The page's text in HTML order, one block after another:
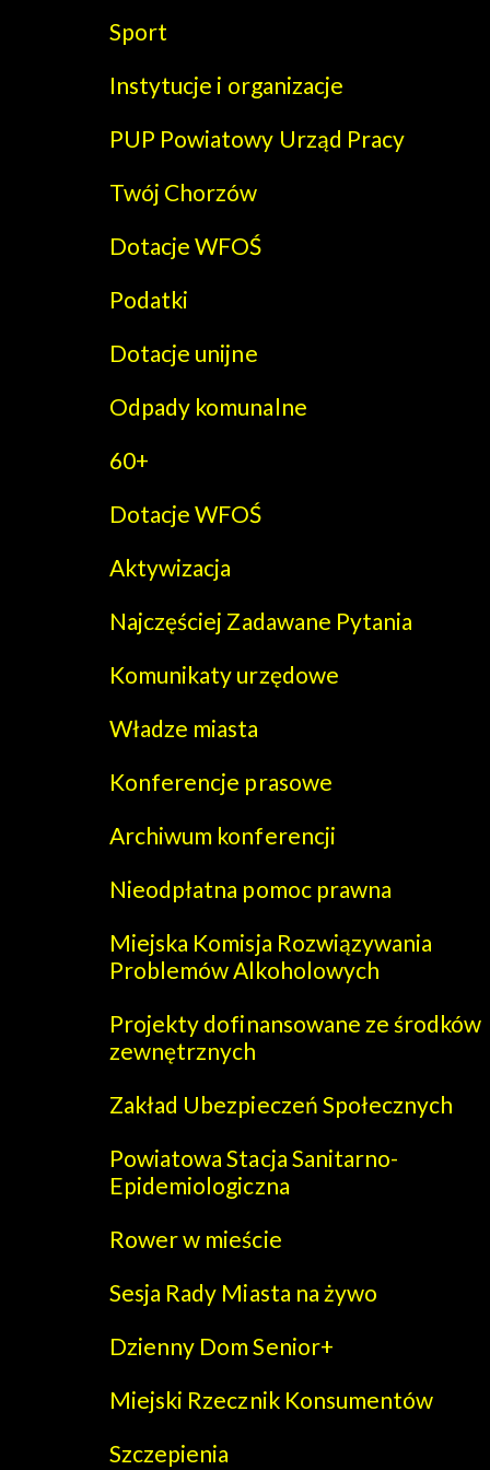
Sport
Instytucje i organizacje
PUP Powiatowy Urząd Pracy
Twój Chorzów
Dotacje WFOŚ
Podatki
Dotacje unijne
Odpady komunalne
60+
Dotacje WFOŚ
Aktywizacja
Najczęściej Zadawane Pytania
Komunikaty urzędowe
Władze miasta
Konferencje prasowe
Archiwum konferencji
Nieodpłatna pomoc prawna
Miejska Komisja Rozwiązywania
Problemów Alkoholowych
Projekty dofinansowane ze środków
zewnętrznych
Zakład Ubezpieczeń Społecznych
Powiatowa Stacja Sanitarno-
Epidemiologiczna
Rower w mieście
Sesja Rady Miasta na żywo
Dzienny Dom Senior+
Miejski Rzecznik Konsumentów
Szczepienia